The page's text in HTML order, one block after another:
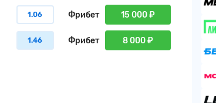
1.06 Фрибет 15 000 ₽
1.46 Фрибет 8 000 ₽